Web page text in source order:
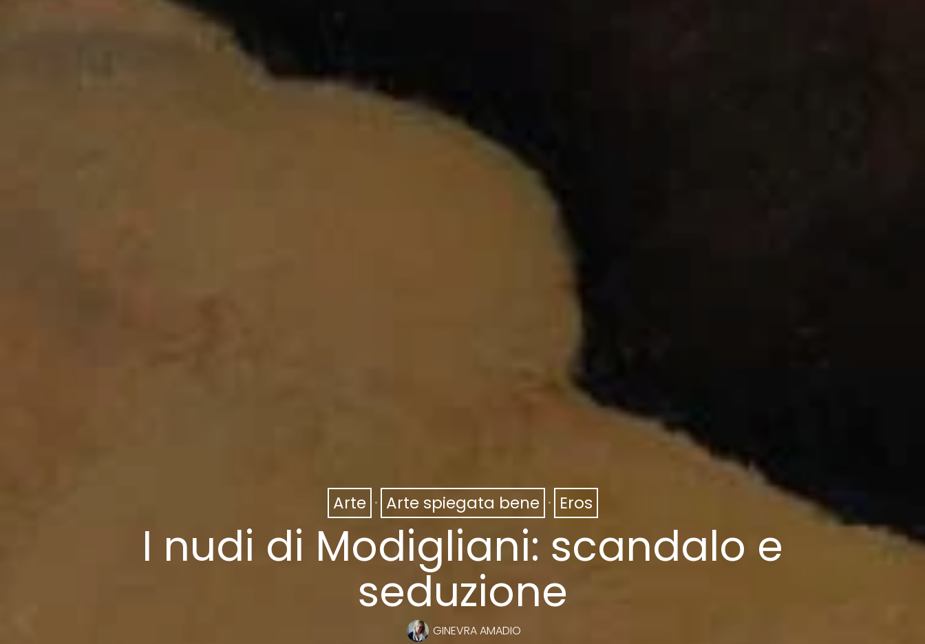
Arte · Arte spiegata bene · Eros
I nudi di Modigliani: scandalo e
seduzione
GINEVRA AMADIO